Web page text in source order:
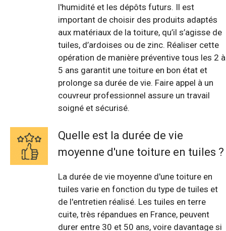
l'humidité et les dépôts futurs. Il est
important de choisir des produits adaptés
aux matériaux de la toiture, qu’il s’agisse de
tuiles, d’ardoises ou de zinc. Réaliser cette
opération de manière préventive tous les 2 à
5 ans garantit une toiture en bon état et
prolonge sa durée de vie. Faire appel à un
couvreur professionnel assure un travail
soigné et sécurisé.
Quelle est la durée de vie
moyenne d'une toiture en tuiles ?
La durée de vie moyenne d'une toiture en
tuiles varie en fonction du type de tuiles et
de l'entretien réalisé. Les tuiles en terre
cuite, très répandues en France, peuvent
durer entre 30 et 50 ans, voire davantage si